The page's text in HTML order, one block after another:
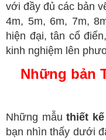
với đầy đủ các bản
4m, 5m, 6m, 7m,
hiện đại, tân cổ
kinh nghiệm lên
Những bản
Những mẫuthiết
bạn nhìn thấy dưới